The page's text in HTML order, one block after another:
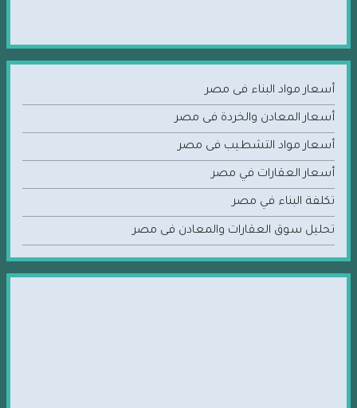
أسعار مواد البناء فى مصر
أسعار المعادن والخردة فى مصر
أسعار مواد التشطيب فى مصر
أسعار العقارات في مصر
تكلفة البناء في مصر
تحليل سوق العقارات والمعادن فى مصر